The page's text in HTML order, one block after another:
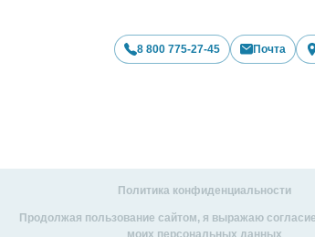
8 800 775-27-45 Почта
Политика конфиденциальности
Продолжая пользование сайтом, я выражаю
моих персональных данных